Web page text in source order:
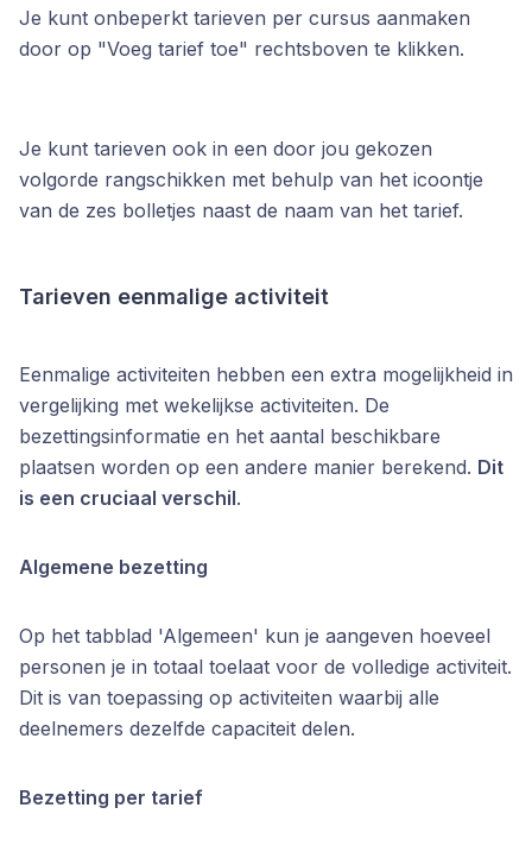
Je kunt onbeperkt tarieven per cursus aanmaken
door op "Voeg tarief toe" rechtsboven te klikken.
Je kunt tarieven ook in een door jou gekozen
volgorde rangschikken met behulp van het icoontje
van de zes bolletjes naast de naam van het tarief.
Tarieven eenmalige activiteit
Eenmalige activiteiten hebben een extra mogelijkheid in
vergelijking met wekelijkse activiteiten. De
bezettingsinformatie en het aantal beschikbare
plaatsen worden op een andere manier berekend. Dit
is een cruciaal verschil.
Algemene bezetting
Op het tabblad 'Algemeen' kun je aangeven hoeveel
personen je in totaal toelaat voor de volledige activiteit.
Dit is van toepassing op activiteiten waarbij alle
deelnemers dezelfde capaciteit delen.
Bezetting per tarief